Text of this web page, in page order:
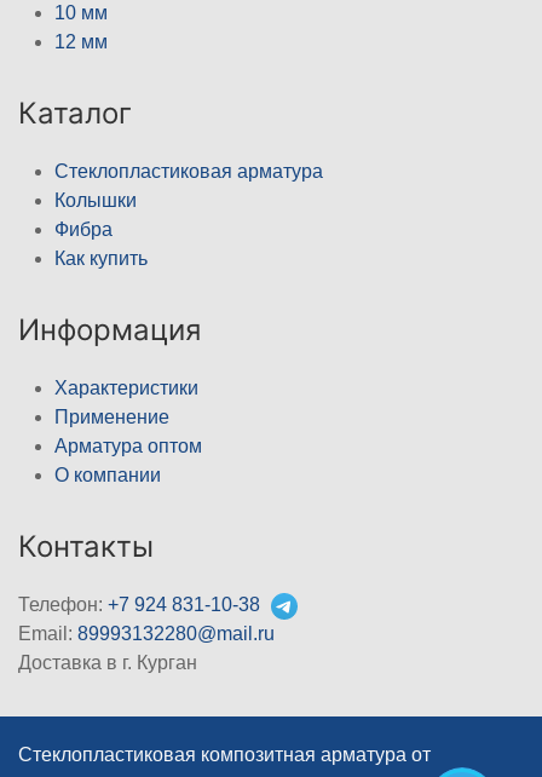
10 мм
12 мм
Каталог
Стеклопластиковая арматура
Колышки
Фибра
Как купить
Информация
Характеристики
Применение
Арматура оптом
О компании
Контакты
Телефон: +7 924 831-10-38
Email: 89993132280@mail.ru
Доставка в г. Курган
Стеклопластиковая композитная арматура от